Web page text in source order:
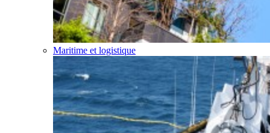
Maritime et logistique